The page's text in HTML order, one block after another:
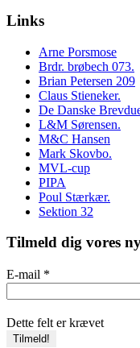
Links
Arne Porsmose
Brdr. brøbech 073.
Brian Petersen 209
Claus Stieneker.
De Danske
L&M Sørensen.
M&C Hansen
Mark Skovbo.
MVL-cup
PIPA
Poul Stærkær.
Sektion 32
Tilmeld dig vores
E-mail *
Dette felt er krævet